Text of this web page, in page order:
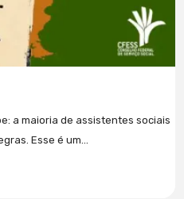
a maioria de assistentes sociais
Esse é um...